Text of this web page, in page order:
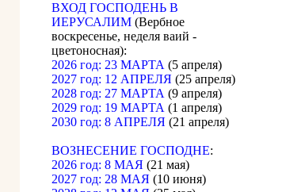
ВХОД ГОСПОДЕНЬ В
ИЕРУСАЛИМ (Вербное
воскресенье, неделя ваий -
цветоносная):
2026 год: 23 МАРТА (5 апреля)
2027 год: 12 АПРЕЛЯ (25 апреля)
2028 год: 27 МАРТА (9 апреля)
2029 год: 19 МАРТА (1 апреля)
2030 год: 8 АПРЕЛЯ (21 апреля)
ВОЗНЕСЕНИЕ ГОСПОДНЕ:
2026 год: 8 МАЯ (21 мая)
2027 год: 28 МАЯ (10 июня)